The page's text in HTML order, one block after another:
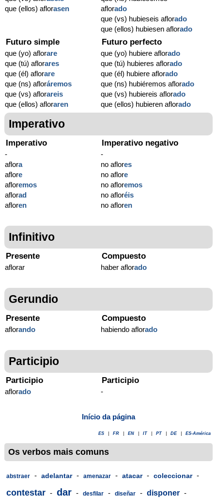
que (ellos) aflorasen
aflorado
que (vs) hubieseis aflorado
que (ellos) hubiesen aflorado
Futuro simple
que (yo) aflorare
que (tú) aflorares
que (él) aflorare
que (ns) afloráremos
que (vs) aflorareis
que (ellos) afloraren
Futuro perfecto
que (yo) hubiere aflorado
que (tú) hubieres aflorado
que (él) hubiere aflorado
que (ns) hubiéremos aflorado
que (vs) hubiereis aflorado
que (ellos) hubieren aflorado
Imperativo
Imperativo
-
aflora
aflore
afloremos
aflorad
afloren
Imperativo negativo
-
no aflores
no aflore
no afloremos
no afloréis
no afloren
Infinitivo
Presente
aflorar
Compuesto
haber aflorado
Gerundio
Presente
aflorando
Compuesto
habiendo aflorado
Participio
Participio
aflorado
Participio
-
Início da página
ES FR EN IT PT DE ES-América
Os verbos mais comuns
abstraer - adelantar - amenazar - atacar - coleccionar -
contestar - dar - desfilar - diseñar - disponer -